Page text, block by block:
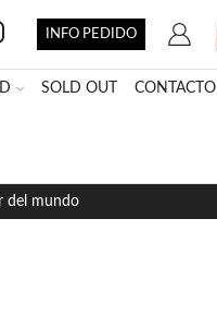
INFO PEDIDO
SOLD OUT CONTACTO
del mundo